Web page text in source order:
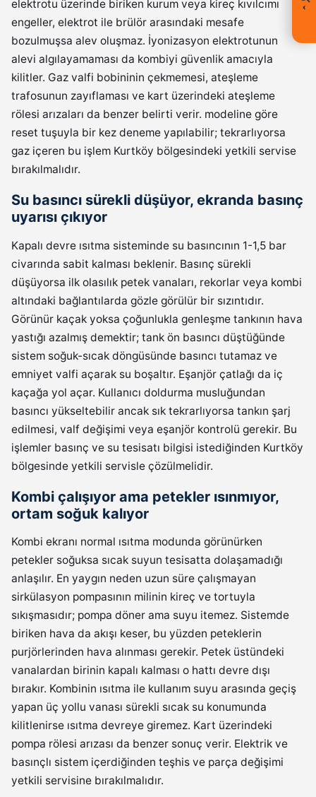
elektrotu üzerinde biriken kurum veya kireç kıvılcımı
engeller, elektrot ile brülör arasındaki mesafe
bozulmuşsa alev oluşmaz. İyonizasyon elektrotunun
alevi algılayamaması da kombiyi güvenlik amacıyla
kilitler. Gaz valfi bobininin çekmemesi, ateşleme
trafosunun zayıflaması ve kart üzerindeki ateşleme
rölesi arızaları da benzer belirti verir. modeline göre
reset tuşuyla bir kez deneme yapılabilir; tekrarlıyorsa
gaz içeren bu işlem Kurtköy bölgesindeki yetkili servise
bırakılmalıdır.
Su basıncı sürekli düşüyor, ekranda basınç
uyarısı çıkıyor
Kapalı devre ısıtma sisteminde su basıncının 1-1,5 bar
civarında sabit kalması beklenir. Basınç sürekli
düşüyorsa ilk olasılık petek vanaları, rekorlar veya kombi
altındaki bağlantılarda gözle görülür bir sızıntıdır.
Görünür kaçak yoksa çoğunlukla genleşme tankının hava
yastığı azalmış demektir; tank ön basıncı düştüğünde
sistem soğuk-sıcak döngüsünde basıncı tutamaz ve
emniyet valfi açarak su boşaltır. Eşanjör çatlağı da iç
kaçağa yol açar. Kullanıcı doldurma musluğundan
basıncı yükseltebilir ancak sık tekrarlıyorsa tankın şarj
edilmesi, valf değişimi veya eşanjör kontrolü gerekir. Bu
işlemler basınç ve su tesisatı bilgisi istediğinden Kurtköy
bölgesinde yetkili servisle çözülmelidir.
Kombi çalışıyor ama petekler ısınmıyor,
ortam soğuk kalıyor
Kombi ekranı normal ısıtma modunda görünürken
petekler soğuksa sıcak suyun tesisatta dolaşamadığı
anlaşılır. En yaygın neden uzun süre çalışmayan
sirkülasyon pompasının milinin kireç ve tortuyla
sıkışmasıdır; pompa döner ama suyu itemez. Sistemde
biriken hava da akışı keser, bu yüzden peteklerin
purjörlerinden hava alınması gerekir. Petek üstündeki
vanalardan birinin kapalı kalması o hattı devre dışı
bırakır. Kombinin ısıtma ile kullanım suyu arasında geçiş
yapan üç yollu vanası sürekli sıcak su konumunda
kilitlenirse ısıtma devreye giremez. Kart üzerindeki
pompa rölesi arızası da benzer sonuç verir. Elektrik ve
basınçlı sistem içerdiğinden teşhis ve parça değişimi
yetkili servisine bırakılmalıdır.
‹